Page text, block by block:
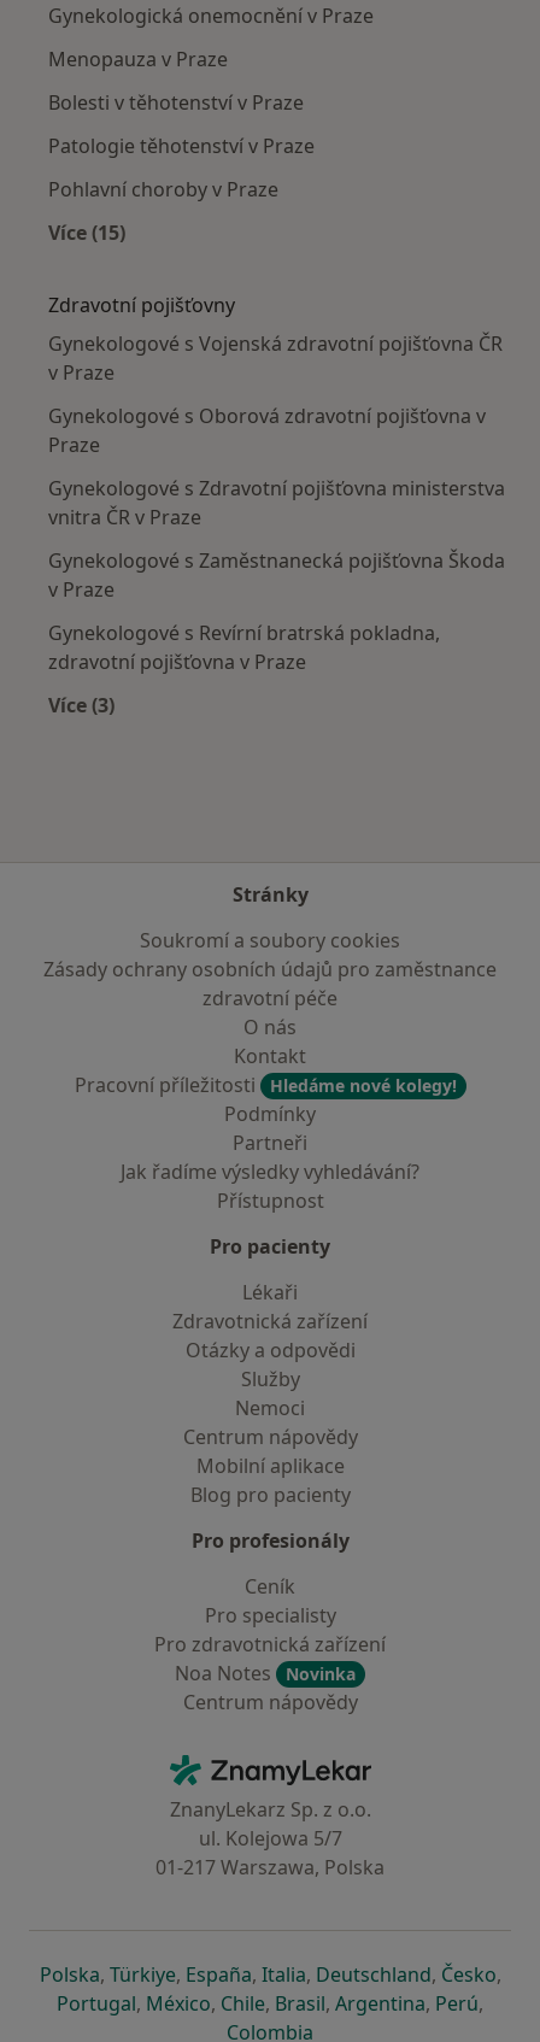
Gynekologická onemocnění v Praze
Menopauza v Praze
Bolesti v těhotenství v Praze
Patologie těhotenství v Praze
Pohlavní choroby v Praze
Více (15)
Zdravotní pojišťovny
Gynekologové s Vojenská zdravotní pojišťovna ČR
v Praze
Gynekologové s Oborová zdravotní pojišťovna v
Praze
Gynekologové s Zdravotní pojišťovna ministerstva
vnitra ČR v Praze
Gynekologové s Zaměstnanecká pojišťovna Škoda
v Praze
Gynekologové s Revírní bratrská pokladna,
zdravotní pojišťovna v Praze
Více (3)
Stránky
Soukromí a soubory cookies
Zásady ochrany osobních údajů pro zaměstnance
zdravotní péče
O nás
Kontakt
Pracovní příležitosti
Hledáme nové kolegy!
Podmínky
Partneři
Jak řadíme výsledky vyhledávání?
Přístupnost
Pro pacienty
Lékaři
Zdravotnická zařízení
Otázky a odpovědi
Služby
Nemoci
Centrum nápovědy
Mobilní aplikace
Blog pro pacienty
Pro profesionály
Ceník
Pro specialisty
Pro zdravotnická zařízení
Noa Notes
Novinka
Centrum nápovědy
ZnamyLekar - Hlavní stránka
ZnanyLekarz Sp. z o.o.
ul. Kolejowa 5/7
01-217 Warszawa, Polska
Polskase otevře v nové záložce
, Türkiyese otevře v nové záložce
, Españase otevře v nové záložce
, Italiase otevře v nové záložce
, Deutschlandse otevře v
, Českose
,
Portugalse otevře v nové záložce
, Méxicose otevře v nové záložce
, Chilese otevře v nové záložce
, Brasilse otevře v nové
, Argentinase otevře v
, Perúse
,
Colombia